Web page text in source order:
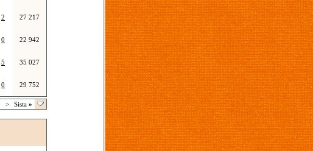
2 27 217
0 22 942
5 35 027
0 29 752
> Sista »